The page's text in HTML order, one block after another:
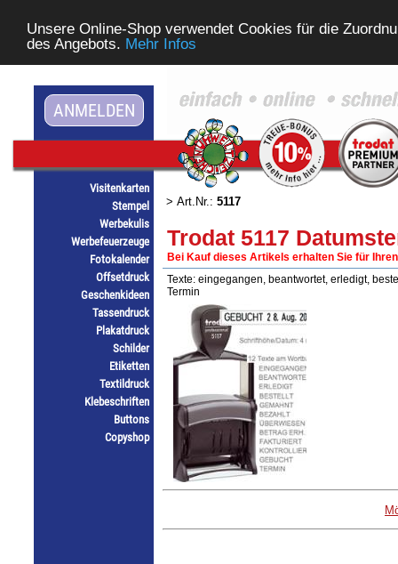
Unsere Online-Shop verwendet Cookies für die
des Angebots. Mehr Infos
ANMELDEN
Visitenkarten
Stempel
Werbekulis
Werbefeuerzeuge
Fotokalender
Offsetdruck
Geschenkideen
Tassendruck
Plakatdruck
Schilder
Etiketten
Textildruck
Klebeschriften
Buttons
Copyshop
> Art.Nr.: 5117
Trodat 5117
Bei Kauf dieses Artikels erhalten Sie für
Texte: eingegangen, beantwortet, erledigt,
Termin